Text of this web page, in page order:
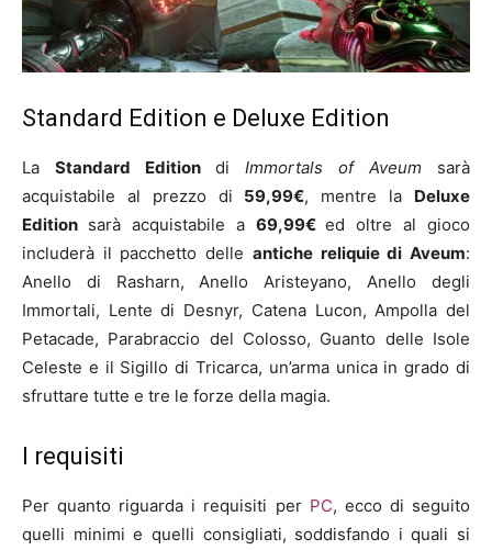
Standard Edition e Deluxe Edition
La Standard Edition di Immortals of Aveum sarà
acquistabile al prezzo di 59,99€, mentre la Deluxe
Edition sarà acquistabile a 69,99€ed oltre al gioco
includerà il pacchetto delle antiche reliquie di Aveum:
Anello di Rasharn, Anello Aristeyano, Anello degli
Immortali, Lente di Desnyr, Catena Lucon, Ampolla del
Petacade, Parabraccio del Colosso, Guanto delle Isole
Celeste e il Sigillo di Tricarca, un’arma unica in grado di
sfruttare tutte e tre le forze della magia.
I requisiti
Per quanto riguarda i requisiti per PC, ecco di seguito
quelli minimi e quelli consigliati, soddisfando i quali si